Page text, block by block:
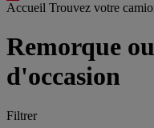
Accueil Trouvez votre
Remorque
d'occasion
Filtrer